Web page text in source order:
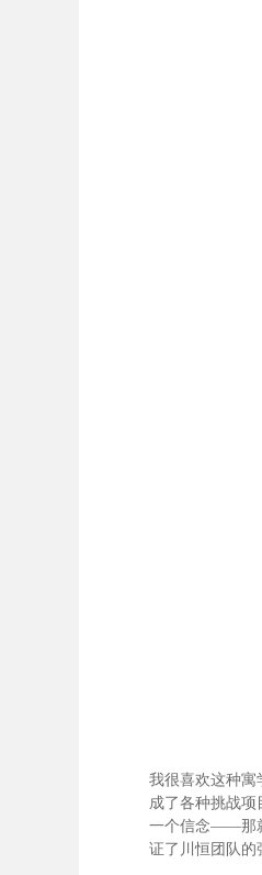
我很喜欢这种寓
成了各种挑战
一个信念——那
证了川恒团队的